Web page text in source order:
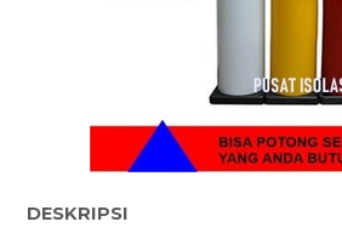
DESKRIPSI